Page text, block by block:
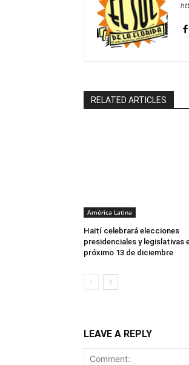
RELATED ARTICLES
América Latina
Haití celebrará elecciones
presidenciales y legislativas
próximo 13 de diciembre
LEAVE A REPLY